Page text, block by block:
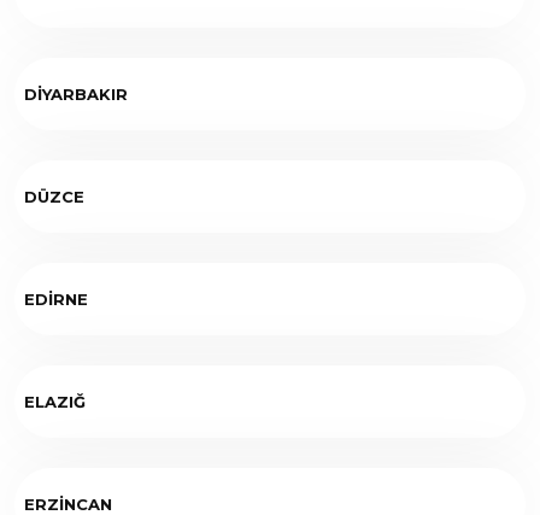
DİYARBAKIR
DÜZCE
EDİRNE
ELAZIĞ
ERZİNCAN